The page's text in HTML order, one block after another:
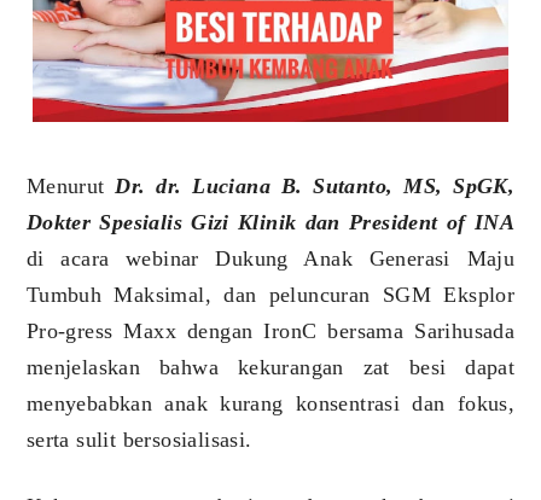
Menurut Dr. dr. Luciana B. Sutanto, MS, SpGK,
Dokter Spesialis Gizi Klinik dan President of INA
di acara webinar Dukung Anak Generasi Maju
Tumbuh Maksimal, dan peluncuran SGM Eksplor
Pro-gress Maxx dengan IronC bersama Sarihusada
menjelaskan bahwa kekurangan zat besi dapat
menyebabkan anak kurang konsentrasi dan fokus,
serta sulit bersosialisasi.